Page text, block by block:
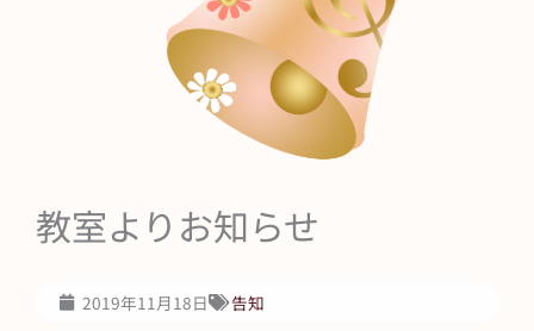
教室よりお知らせ
2019年11月18日 告知